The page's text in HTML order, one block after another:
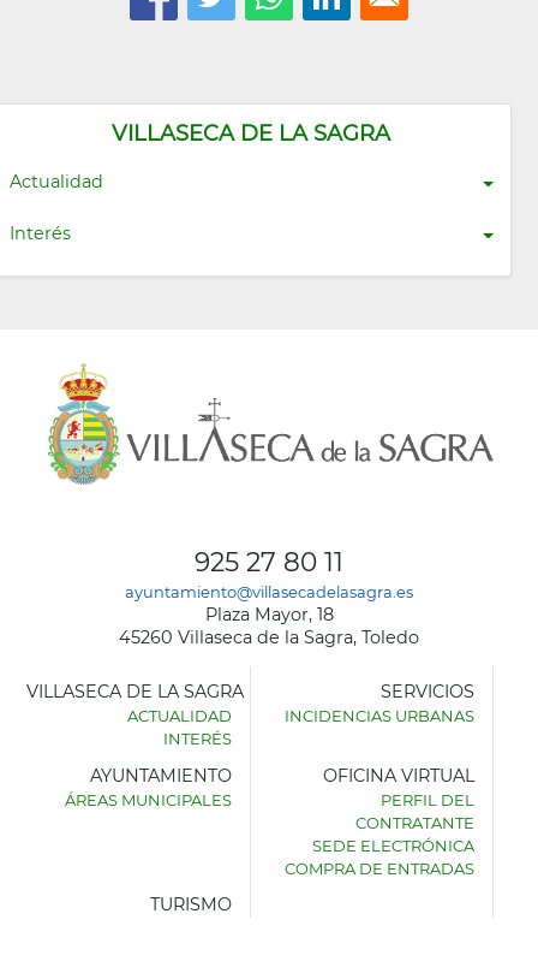
VILLASECA DE LA SAGRA
Actualidad
Interés
925 27 80 11
ayuntamiento@villasecadelasagra.es
Plaza Mayor, 18
45260 Villaseca de la Sagra, Toledo
AYUNTAMIENTO
VILLASECA DE LA SAGRA
ACTUALIDAD
INTERÉS
SERVICIOS
INCIDENCIAS URBANAS
AYUNTAMIENTO
ÁREAS MUNICIPALES
OFICINA VIRTUAL
PERFIL DEL
CONTRATANTE
SEDE ELECTRÓNICA
COMPRA DE ENTRADAS
TURISMO